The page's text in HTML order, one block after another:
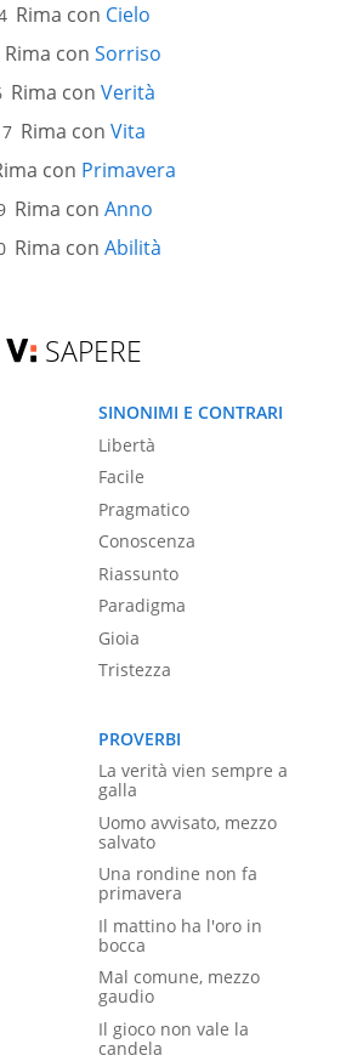
Rima con Cielo
Rima con Sorriso
Rima con Verità
Rima con Vita
con Primavera
Rima con Anno
Rima con Abilità
SAPERE
SINONIMI E CONTRARI
Libertà
Facile
Pragmatico
Conoscenza
Riassunto
Paradigma
Gioia
Tristezza
PROVERBI
La verità vien sempre a
galla
Uomo avvisato, mezzo
salvato
Una rondine non fa
primavera
Il mattino ha l'oro in
bocca
Mal comune, mezzo
gaudio
Il gioco non vale la
candela